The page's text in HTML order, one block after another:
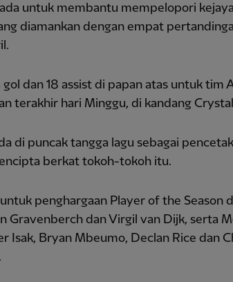
untuk membantu mempelopori
diamankan dengan empat
dan 18 assist di papan atas untuk tim
terakhir hari Minggu, di kandang
di puncak tangga lagu sebagai
berkat tokoh-tokoh itu.
penghargaan Player of the Season
Gravenberch dan Virgil van Dijk, serta
Isak, Bryan Mbeumo, Declan Rice dan